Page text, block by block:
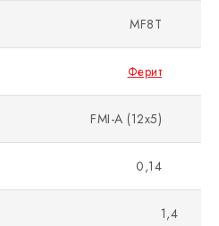
MF8T
Ферит
FMI-A (12x5)
0,14
1,4